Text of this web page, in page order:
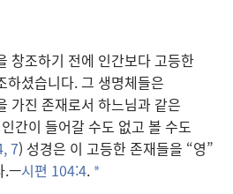
창조하기 전에 인간보다 고등한
하셨습니다. 그 생명체들은
가진 존재로서 하느님과 같은
간이 들어갈 수도 없고 볼 수도
7) 성경은 이 고등한 존재들을 “영”
.—시편 104:4. a